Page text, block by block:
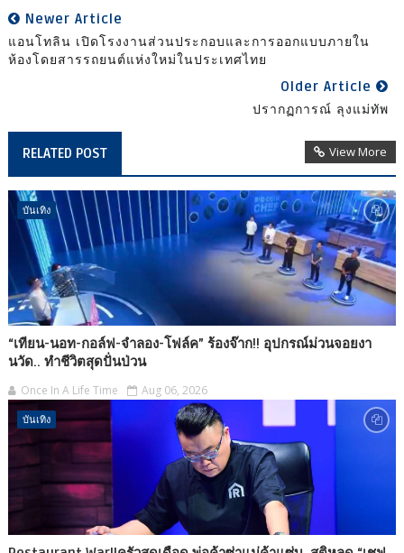
Newer Article
แอนโทลิน เปิดโรงงานส่วนประกอบและการออกแบบภายใน
ห้องโดยสารรถยนต์แห่งใหม่ในประเทศไทย
Older Article
ปรากฏการณ์ ลุงแม่ทัพ
RELATED POST View More
บันเทิง
“เทียน-นอท-กอล์ฟ-จำลอง-โฟล์ค” ร้องจ๊าก!! อุปกรณ์ม่วนจอยงา
นวัด.. ทำชีวิตสุดปั่นป่วน
Once In A Life Time Aug 06, 2026
บันเทิง